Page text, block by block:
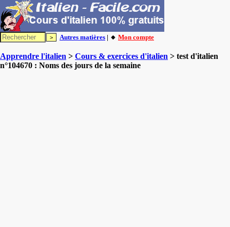
Autres matières | 🔸 Mon compte
Apprendre l'italien > Cours & exercices d'italien > test d'italien
n°104670 : Noms des jours de la semaine